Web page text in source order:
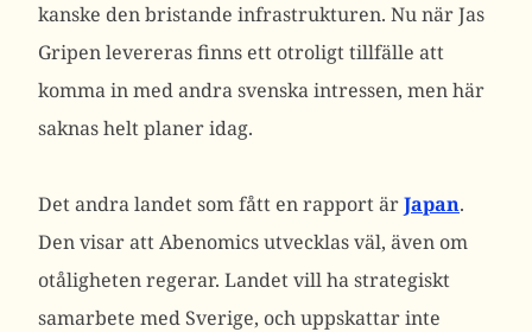
kanske den bristande infrastrukturen. Nu när Jas
Gripen levereras finns ett otroligt tillfälle att
komma in med andra svenska intressen, men här
saknas helt planer idag.
Det andra landet som fått en rapport ärJapan.
Den visar att Abenomics utvecklas väl, även om
otåligheten regerar. Landet vill ha strategiskt
samarbete med Sverige, och uppskattar inte